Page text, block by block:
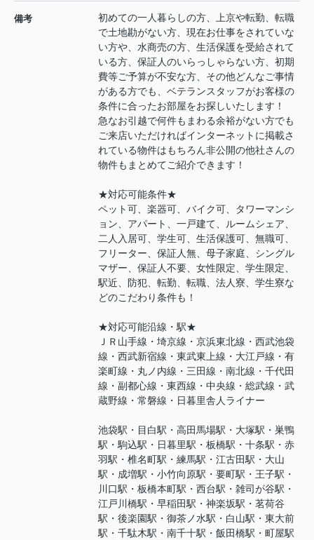
備考
初めての一人暮らしの方、上京や転勤、転職
で土地勘がない方、現在お仕事をされていな
い方や、水商売の方、生活保護を受給されて
いる方、保証人のいらっしゃらない方、初期
費等ご予算が不安な方、その他どんなご事情
がある方でも、ベテランスタッフがお客様の
条件に合ったお部屋をお探しいたします！
急なお引越で何件もまわる余裕がない方でも
ご来店いただければインターネットに掲載さ
れている物件はもちろん非公開の他社さんの
物件もまとめてご紹介できます！
★対応可能条件★
ペット可、楽器可、バイク可、タワーマンシ
ョン、アパート、一戸建て、ルームシェア、
二人入居可、学生可、生活保護可、無職可、
フリーター、保証人無、母子家庭、シングル
マザー、保証人不要、女性限定、学生限定、
駅近、防犯、転勤、転職、法人寮、学生寮な
どのこだわり条件も！
★対応可能沿線・駅★
ＪＲ山手線・埼京線・京浜東北線・西武池袋
線・西武新宿線・東武東上線・大江戸線・有
楽町線・丸ノ内線・三田線・南北線・千代田
線・副都心線・東西線・中央線・総武線・武
蔵野線・常磐線・日暮里舎人ライナー
池袋駅・目白駅・高田馬場駅・大塚駅・巣鴨
駅・駒込駅・日暮里駅・板橋駅・十条駅・赤
羽駅・椎名町駅・練馬駅・江古田駅・大山
駅・成増駅・小竹向原駅・要町駅・王子駅・
川口駅・板橋本町駅・西台駅・雑司が谷駅・
江戸川橋駅・早稲田駅・神楽坂駅・茗荷谷
駅・後楽園駅・御茶ノ水駅・白山駅・東大前
駅・千駄木駅・南千十駅・飯田橋駅・町屋駅